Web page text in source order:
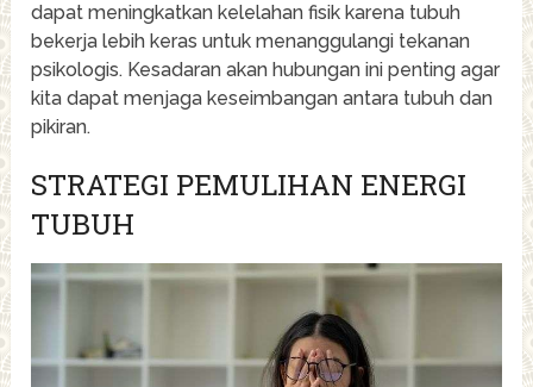
dapat meningkatkan kelelahan fisik karena tubuh
bekerja lebih keras untuk menanggulangi tekanan
psikologis. Kesadaran akan hubungan ini penting agar
kita dapat menjaga keseimbangan antara tubuh dan
pikiran.
STRATEGI PEMULIHAN ENERGI
TUBUH